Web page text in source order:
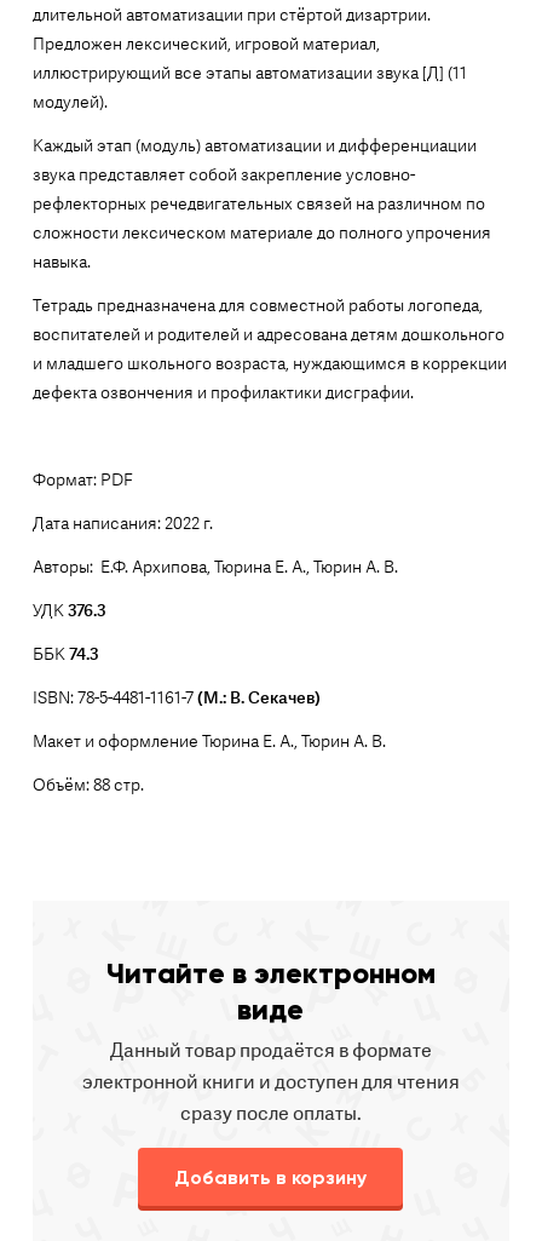
длительной автоматизации при стёртой дизартрии.
Предложен лексический, игровой материал,
иллюстрирующий все этапы автоматизации звука [Д] (11
модулей).
Каждый этап (модуль) автоматизации и дифференциации
звука представляет собой закрепление условно-
рефлекторных речедвигательных связей на различном по
сложности лексическом материале до полного упрочения
навыка.
Тетрадь предназначена для совместной работы логопеда,
воспитателей и родителей и адресована детям дошкольного
и младшего школьного возраста, нуждающимся в коррекции
дефекта озвончения и профилактики дисграфии.
Формат: PDF
Дата написания: 2022 г.
Авторы: Е.Ф. Архипова, Тюрина Е. А., Тюрин А. В.
УДК376.3
ББК74.3
ISBN: 78-5-4481-1161-7(М.: В. Секачев)
Макет и оформление Тюрина Е. А., Тюрин А. В.
Объём: 88 стр.
Читайте в электронном
виде
Данный товар продаётся в формате
электронной книги и доступен для чтения
сразу после оплаты.
Добавить в корзину